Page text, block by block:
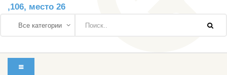
,106, место 26